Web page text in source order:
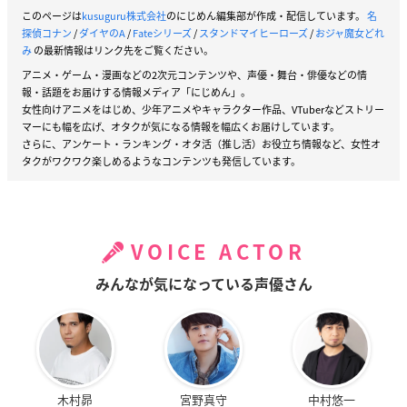
このページはkusuguru株式会社のにじめん編集部が作成・配信しています。 名
探偵コナン/ダイヤのA/Fateシリーズ/スタンドマイヒーローズ/おジャ魔女どれ
みの最新情報はリンク先をご覧ください。
アニメ・ゲーム・漫画などの2次元コンテンツや、声優・舞台・俳優などの情
報・話題をお届けする情報メディア「にじめん」。
女性向けアニメをはじめ、少年アニメやキャラクター作品、VTuberなどストリー
マーにも幅を広げ、オタクが気になる情報を幅広くお届けしています。
さらに、アンケート・ランキング・オタ活（推し活）お役立ち情報など、女性オ
タクがワクワク楽しめるようなコンテンツも発信しています。
VOICE ACTOR
みんなが気になっている声優さん
木村昴 宮野真守 中村悠一